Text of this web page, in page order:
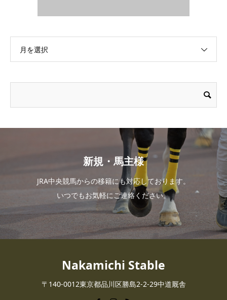
月を選択
新規・馬主様
JRA中央競馬からの移籍にも対応しております。
いつでもお気軽にご連絡ください。
Nakamichi Stable
〒140-0012東京都品川区勝島2-2-29中道厩舎